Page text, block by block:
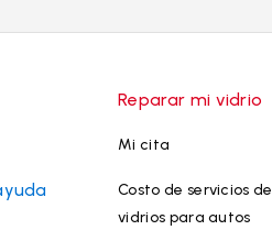
Reparar mi vidrio
Mi cita
Costo de servicios de
vidrios para autos